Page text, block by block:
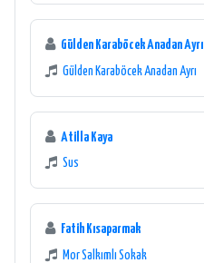
Gülden Karaböcek Anadan Ayrı
Gülden Karaböcek Anadan Ayrı
Atilla Kaya
Sus
Fatih Kısaparmak
Mor Salkımlı Sokak